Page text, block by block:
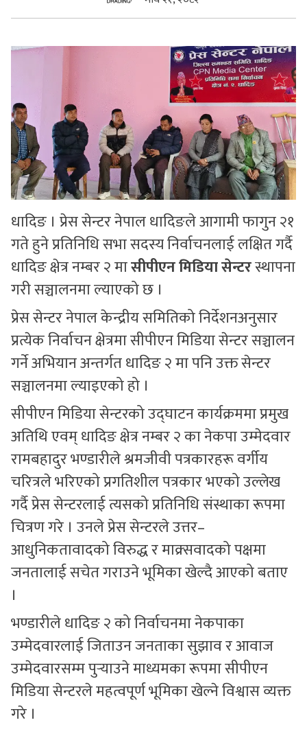
सुचनाहरु
स्वास्थ्य
धादिङ । प्रेस सेन्टर नेपाल धादिङले आगामी फागुन २१
गते हुने प्रतिनिधि सभा सदस्य निर्वाचनलाई लक्षित गर्दै
धादिङ क्षेत्र नम्बर २ मासीपीएन मिडिया सेन्टरस्थापना
गरी सञ्चालनमा ल्याएको छ ।
प्रेस सेन्टर नेपाल केन्द्रीय समितिको निर्देशनअनुसार
प्रत्येक निर्वाचन क्षेत्रमा सीपीएन मिडिया सेन्टर सञ्चालन
गर्ने अभियान अन्तर्गत धादिङ २ मा पनि उक्त सेन्टर
सञ्चालनमा ल्याइएको हो ।
सीपीएन मिडिया सेन्टरको उद्घाटन कार्यक्रममा प्रमुख
अतिथि एवम् धादिङ क्षेत्र नम्बर २ का नेकपा उम्मेदवार
रामबहादुर भण्डारीले श्रमजीवी पत्रकारहरू वर्गीय
चरित्रले भरिएको प्रगतिशील पत्रकार भएको उल्लेख
गर्दै प्रेस सेन्टरलाई त्यसको प्रतिनिधि संस्थाका रूपमा
चित्रण गरे । उनले प्रेस सेन्टरले उत्तर–
आधुनिकतावादको विरुद्ध र माक्र्सवादको पक्षमा
जनतालाई सचेत गराउने भूमिका खेल्दै आएको बताए
।
भण्डारीले धादिङ २ को निर्वाचनमा नेकपाका
उम्मेदवारलाई जिताउन जनताका सुझाव र आवाज
उम्मेदवारसम्म पुर्‍याउने माध्यमका रूपमा सीपीएन
मिडिया सेन्टरले महत्वपूर्ण भूमिका खेल्ने विश्वास व्यक्त
गरे ।